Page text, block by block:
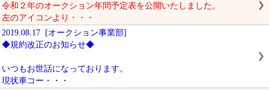
令和２年のオークション年間予定表を公開いたしました。
左のアイコンより・・・
2019.08.17 [オークション事業部]
◆規約改正のお知らせ◆
いつもお世話になっております。
現状車コー・・・